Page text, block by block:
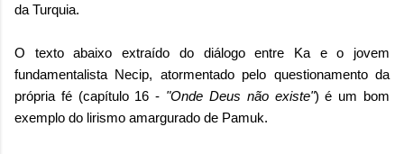
da Turquia.
O texto abaixo extraído do diálogo entre Ka e o jovem
fundamentalista Necip, atormentado pelo questionamento da
própria fé (capítulo 16 - "Onde Deus não existe") é um bom
exemplo do lirismo amargurado de Pamuk.